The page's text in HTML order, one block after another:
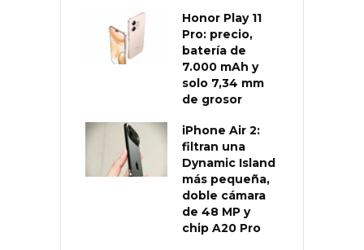
Honor Play 11
Pro: precio,
batería de
7.000 mAh y
solo 7,34 mm
de grosor
iPhone Air 2:
filtran una
Dynamic Island
más pequeña,
doble cámara
de 48 MP y
chip A20 Pro